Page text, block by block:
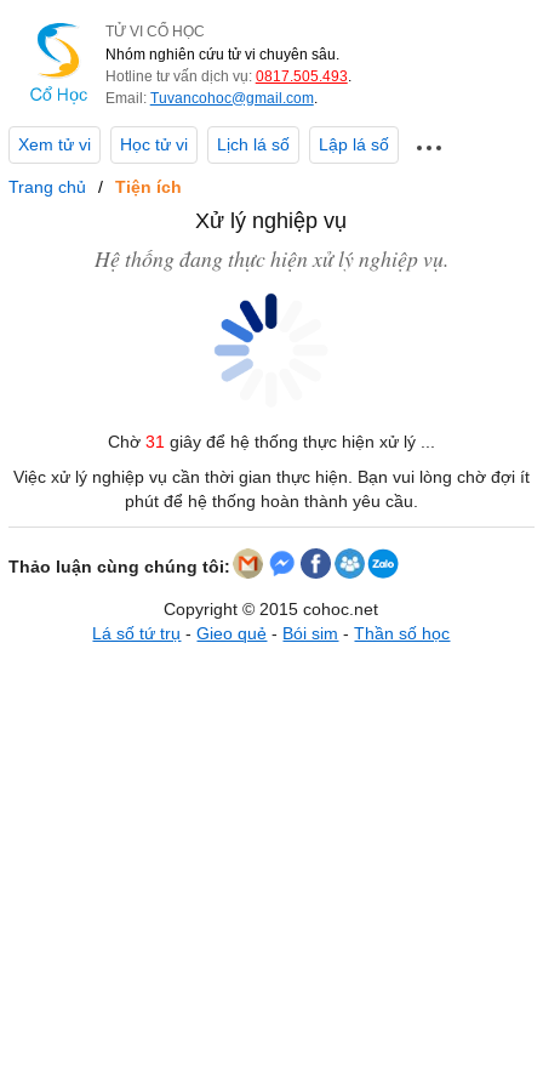
TỬ VI CỔ HỌC
Nhóm nghiên cứu tử vi chuyên sâu.
Hotline tư vấn dịch vụ: 0817.505.493.
Email: Tuvancohoc@gmail.com.
Xem tử vi Học tử vi Lịch lá số Lập lá số
Trang chủ Tiện ích
Xử lý nghiệp vụ
Hệ thống đang thực hiện xử lý nghiệp vụ.
Chờ 31 giây để hệ thống thực hiện xử lý ...
Việc xử lý nghiệp vụ cần thời gian thực hiện. Bạn vui lòng chờ đợi ít
phút để hệ thống hoàn thành yêu cầu.
Thảo luận cùng chúng tôi:
Copyright © 2015 cohoc.net
Lá số tứ trụ -Gieo quẻ - Bói sim -Thần số học